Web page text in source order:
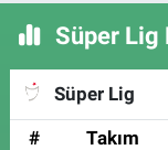
Süper Lig
Süper Lig
#
Takım